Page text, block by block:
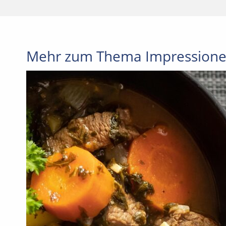
DIE
Mehr zum Thema